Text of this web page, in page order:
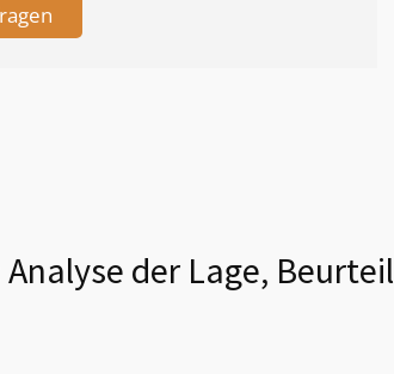
Analyse der Lage,